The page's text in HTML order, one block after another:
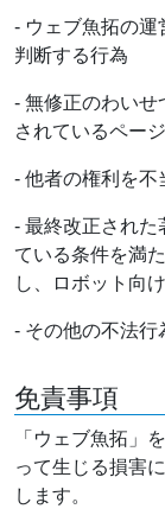
- ウェブ魚拓の運
判断する行為
- 無修正のわいせ
されているページ
- 他者の権利を不
- 最終改正された
ている条件を満
し、ロボット向
- その他の不法行
免責事項
「ウェブ魚拓」
って生じる損害
します。